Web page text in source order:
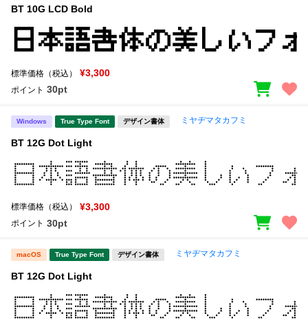
BT 10G LCD Bold
標準価格（税込） ¥3,300
ポイント 30pt
Windows True Type Font デザイン書体 ミヤヂマタカフミ
BT 12G Dot Light
標準価格（税込） ¥3,300
ポイント 30pt
macOS True Type Font デザイン書体 ミヤヂマタカフミ
BT 12G Dot Light